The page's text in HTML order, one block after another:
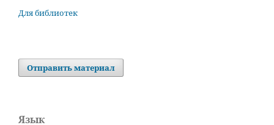
Для библиотек
Отправить материал
Язык